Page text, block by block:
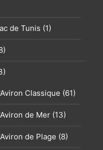
de Tunis (1)
Classique (61)
de Mer (13)
de Plage (8)